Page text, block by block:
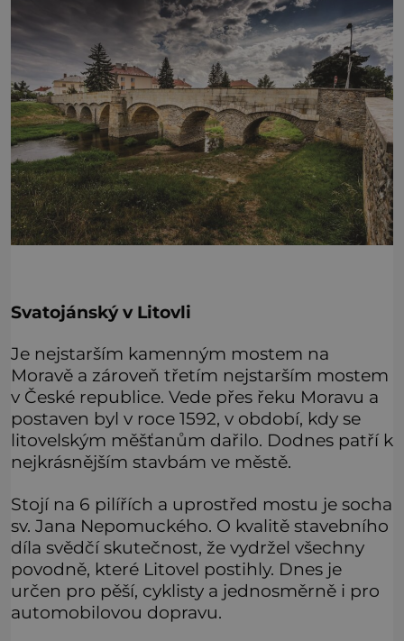
Svatojánský v Litovli
Je nejstarším kamenným mostem na
Moravě a zároveň třetím nejstarším mostem
v České republice. Vede přes řeku Moravu a
postaven byl v roce 1592, v období, kdy se
litovelským měšťanům dařilo. Dodnes patří k
nejkrásnějším stavbám ve městě.
Stojí na 6 pilířích a uprostřed mostu je socha
sv. Jana Nepomuckého. O kvalitě stavebního
díla svědčí skutečnost, že vydržel všechny
povodně, které Litovel postihly. Dnes je
určen pro pěší, cyklisty a jednosměrně i pro
automobilovou dopravu.